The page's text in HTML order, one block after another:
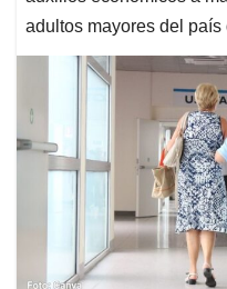
adultos mayores del